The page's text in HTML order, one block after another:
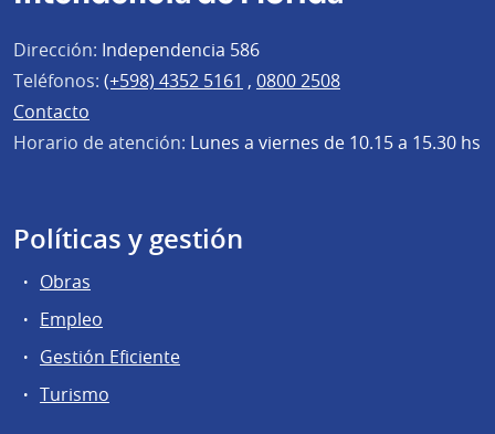
Dirección: Independencia 586
Teléfonos: (+598) 4352 5161 , 0800 2508
Contacto
Horario de atención: Lunes a viernes de 10.15 a 15.30 hs
Políticas y gestión
Obras
Empleo
Gestión Eficiente
Turismo